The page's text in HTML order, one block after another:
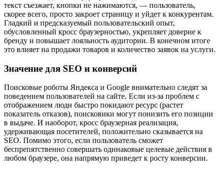
текст съезжает, кнопки не нажимаются, — пользователь,
скорее всего, просто закроет страницу и уйдет к конкурентам.
Гладкий и предсказуемый пользовательский опыт,
обусловленный кросс браузерностью, укрепляет доверие к
бренду и повышает лояльность аудитории. В конечном итоге
это влияет на продажи товаров и количество заявок на услуги.
Значение для SEO и конверсий
Поисковые роботы Яндекса и Google внимательно следят за
поведением пользователей на сайте. Если из-за проблем с
отображением люди быстро покидают ресурс (растет
показатель отказов), поисковики могут понизить его позиции
в выдаче. И наоборот, кросс браузерная реализация,
удерживающая посетителей, положительно сказывается на
SEO. Помимо этого, если пользователь сможет
беспрепятственно совершать одинаковые целевые действия в
любом браузере, она напрямую приведет к росту конверсии.